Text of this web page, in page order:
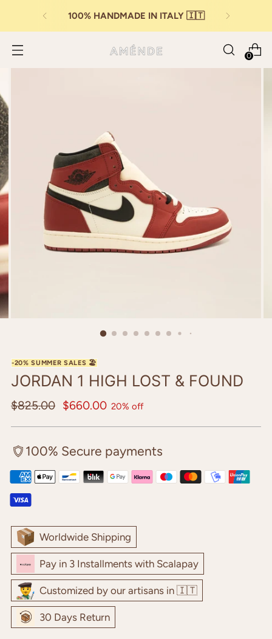
0
100% HANDMADE IN ITALY 🇮🇹
JORDAN 1 HIGH LOST & FOUND
Regular
$825.00 $660.00 20% off
100% Secure payments
Worldwide Shipping
Pay in 3 Installments with Scalapay
Customized by our artisans in 🇮🇹
30 Days Return